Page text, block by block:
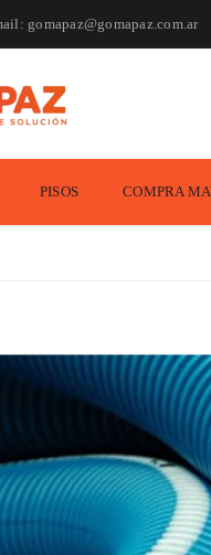
gomapaz@gomapaz.com.ar
PISOS COMPRA